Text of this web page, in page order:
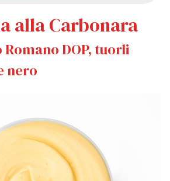
alla Carbonara
DOP, tuorli
nero